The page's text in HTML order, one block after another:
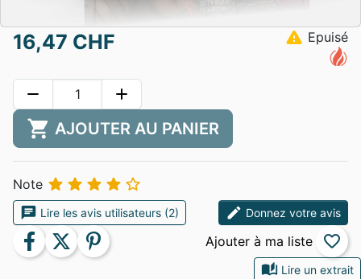
auto_stories Lire un extrait
16,47 CHF warning Epuisé
remove add
shopping_cart AJOUTER AU PANIER
Note     
chat Lire les avis utilisateurs (2) edit Donnez votre avis
facebook twitter pinterest favorite_border